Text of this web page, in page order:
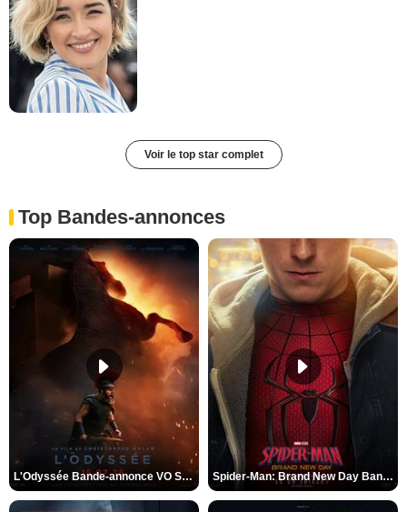
Voir le top star complet
Top Bandes-annonces
L'Odyssée Bande-annonce VO STFR Spider-Man: Brand New Day Bande-annonce VO STFR